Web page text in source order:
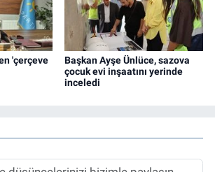
'çerçeve
Başkan Ayşe Ünlüce, sazova
çocuk evi inşaatını yerinde
inceledi